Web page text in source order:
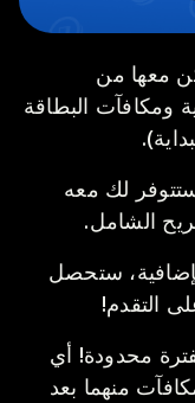
معها من
ومكافآت البطاقة
لك معه
الشامل.
ستحصل
التقدم!
محدودة! أي
منهما بعد